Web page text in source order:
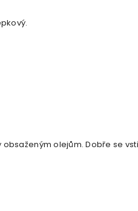
olejům. Dobře se